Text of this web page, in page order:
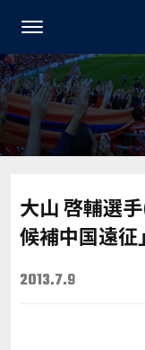
大山 啓輔選
候補中国遠
2013.7.9